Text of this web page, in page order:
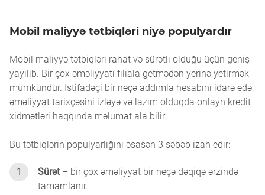
Mobil maliyyə tətbiqləri niyə populyardır
Mobil maliyyə tətbiqləri rahat və sürətli olduğu üçün geniş
yayılıb. Bir çox əməliyyatı filiala getmədən yerinə yetirmək
mümkündür. İstifadəçi bir neçə addımla hesabını idarə edə,
əməliyyat tarixçəsini izləyə və lazım olduqda onlayn kredit
xidmətləri haqqında məlumat ala bilir.
Bu tətbiqlərin populyarlığını əsasən 3 səbəb izah edir:
1 Sürət– bir çox əməliyyat bir neçə dəqiqə ərzində
tamamlanır.